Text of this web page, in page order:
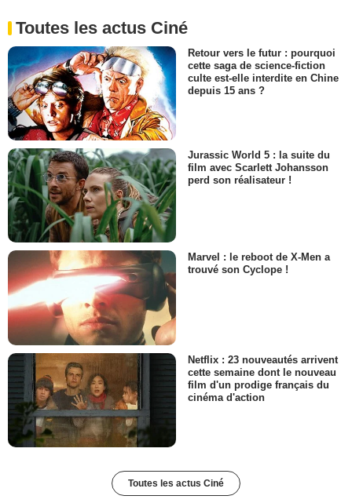
Toutes les actus Ciné
Retour vers le futur : pourquoi
cette saga de science-fiction
culte est-elle interdite en Chine
depuis 15 ans ?
Jurassic World 5 : la suite du
film avec Scarlett Johansson
perd son réalisateur !
Marvel : le reboot de X-Men a
trouvé son Cyclope !
Netflix : 23 nouveautés arrivent
cette semaine dont le nouveau
film d'un prodige français du
cinéma d'action
Toutes les actus Ciné